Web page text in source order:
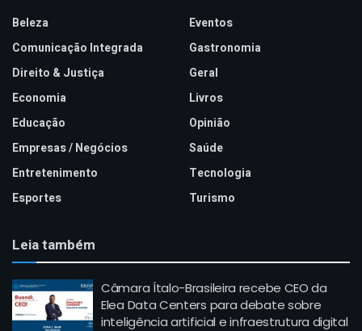
Beleza
Comunicação Integrada
Direito & Justiça
Economia
Educação
Empresas / Negócios
Entretenimento
Esportes
Eventos
Gastronomia
Geral
Livros
Opinião
Saúde
Tecnologia
Turismo
Leia também
Câmara Ítalo-Brasileira recebe CEO da
Elea Data Centers para debate sobre
inteligência artificial e infraestrutura digital